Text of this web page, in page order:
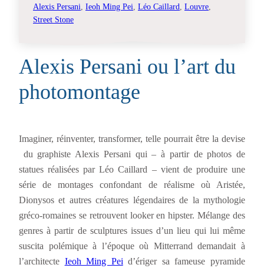
Alexis Persani Ieoh Ming Pei Léo Caillard Louvre
Street Stone
Alexis Persani ou l’art du
photomontage
Imaginer, réinventer, transformer, telle pourrait être la devise
du graphiste Alexis Persani qui – à partir de photos de
statues réalisées par Léo Caillard – vient de produire une
série de montages confondant de réalisme où Aristée,
Dionysos et autres créatures légendaires de la mythologie
gréco-romaines se retrouvent looker en hipster. Mélange des
genres à partir de sculptures issues d’un lieu qui lui même
suscita polémique à l’époque où Mitterrand demandait à
l’architecte Ieoh Ming Peid’ériger sa fameuse pyramide